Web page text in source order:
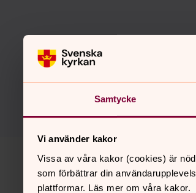
Samtycke
Vi använder kakor
Vissa av våra kakor (cookies) är
som förbättrar din
plattformar. Läs mer om våra kakor.